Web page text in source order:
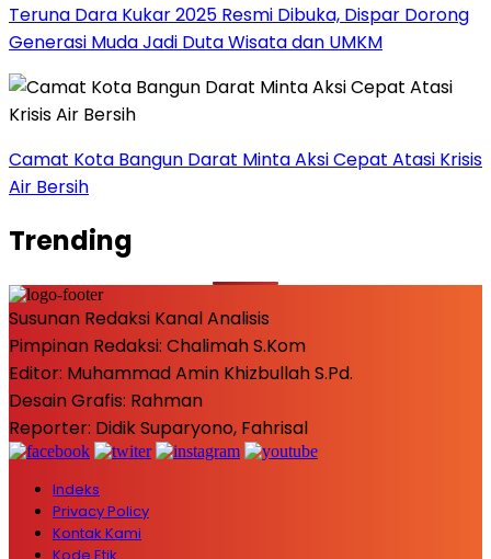
Teruna Dara Kukar 2025 Resmi Dibuka, Dispar Dorong
Generasi Muda Jadi Duta Wisata dan UMKM
Camat Kota Bangun Darat Minta Aksi Cepat Atasi Krisis
Air Bersih
Trending
Susunan Redaksi Kanal Analisis
Pimpinan Redaksi: Chalimah S.Kom
Editor: Muhammad Amin Khizbullah S.Pd.
Desain Grafis: Rahman
Reporter: Didik Suparyono, Fahrisal
Indeks
Privacy Policy
Kontak Kami